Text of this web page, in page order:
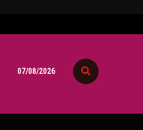
07/08/2026